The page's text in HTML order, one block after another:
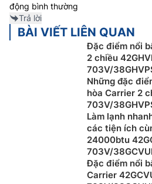
Điều hòa Carrier inverter
trang bị chức năng làm lạnh
lạnh nhanh chóng căn phòng
nhấn trên điều khiển từ xa.
động bình thường
Trả lời
BÀI VIẾT LIÊN QUAN
Đặc điểm nổi
2 chiều
703V/
Những đặc
hòa Carrier 2
703V/
Làm lạnh
các tiện ích
24000btu
703V/
Đặc điểm nổi
Carrier